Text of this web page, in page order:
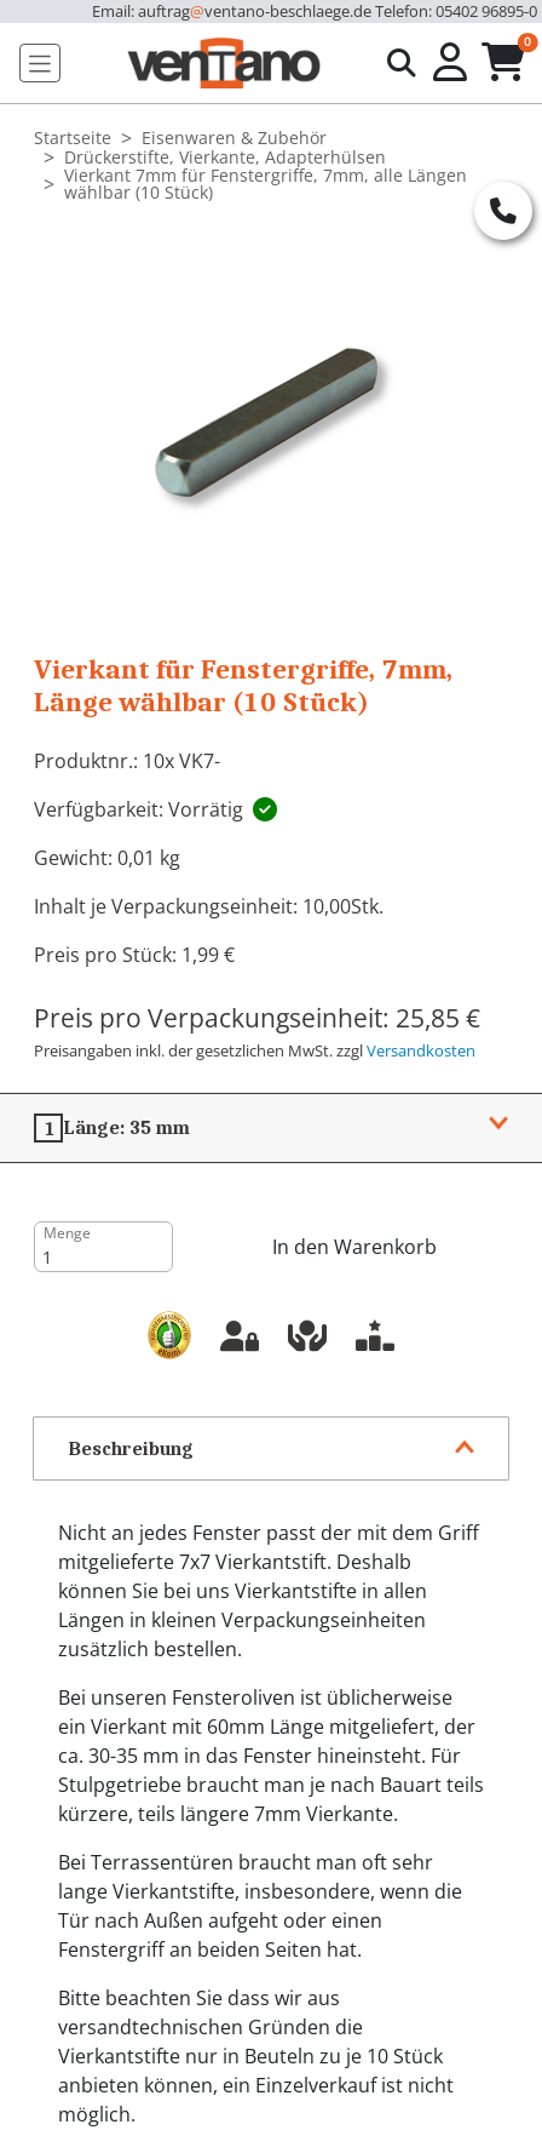
Email: auftrag@ventano-beschlaege.deTelefon: 05402 96895-0
0
Startseite
Eisenwaren & Zubehör
Drückerstifte, Vierkante, Adapterhülsen
Vierkant 7mm für Fenstergriffe, 7mm, alle Längen
wählbar (10 Stück)
Vierkant für Fenstergriffe, 7mm,
Länge wählbar (10 Stück)
Produktnr.: 10x VK7-
Verfügbarkeit: Vorrätig
Gewicht: 0,01 kg
Inhalt je Verpackungseinheit: 10,00Stk.
Preis pro Stück: 1,99 €
Preis pro Verpackungseinheit: 25,85 €
Preisangaben inkl. der gesetzlichen MwSt. zzglVersandkosten
1 Länge: 35 mm
Menge
In den Warenkorb
Beschreibung
Nicht an jedes Fenster passt der mit dem Griff
mitgelieferte 7x7 Vierkantstift. Deshalb
können Sie bei uns Vierkantstifte in allen
Längen in kleinen Verpackungseinheiten
zusätzlich bestellen.
Bei unseren Fensteroliven ist üblicherweise
ein Vierkant mit 60mm Länge mitgeliefert, der
ca. 30-35 mm in das Fenster hineinsteht. Für
Stulpgetriebe braucht man je nach Bauart teils
kürzere, teils längere 7mm Vierkante.
Bei Terrassentüren braucht man oft sehr
lange Vierkantstifte, insbesondere, wenn die
Tür nach Außen aufgeht oder einen
Fenstergriff an beiden Seiten hat.
Bitte beachten Sie dass wir aus
versandtechnischen Gründen die
Vierkantstifte nur in Beuteln zu je 10 Stück
anbieten können, ein Einzelverkauf ist nicht
möglich.